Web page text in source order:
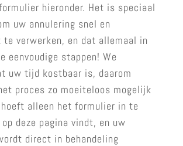
hieronder. Het is speciaal
uw annulering snel en
te verwerken, en dat allemaal in
eenvoudige stappen! We
uw tijd kostbaar is, daarom
proces zo moeiteloos mogelijk
alleen het formulier in te
deze pagina vindt, en uw
direct in behandeling